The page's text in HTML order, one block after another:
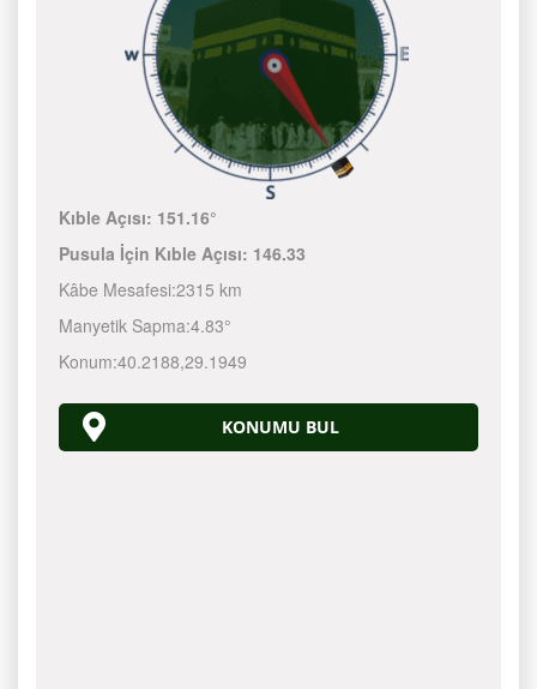
Kıble Açısı: 151.16°
Pusula İçin Kıble Açısı: 146.33
Kâbe Mesafesi:2315 km
Manyetik Sapma:4.83°
Konum:40.2188,29.1949
KONUMU BUL